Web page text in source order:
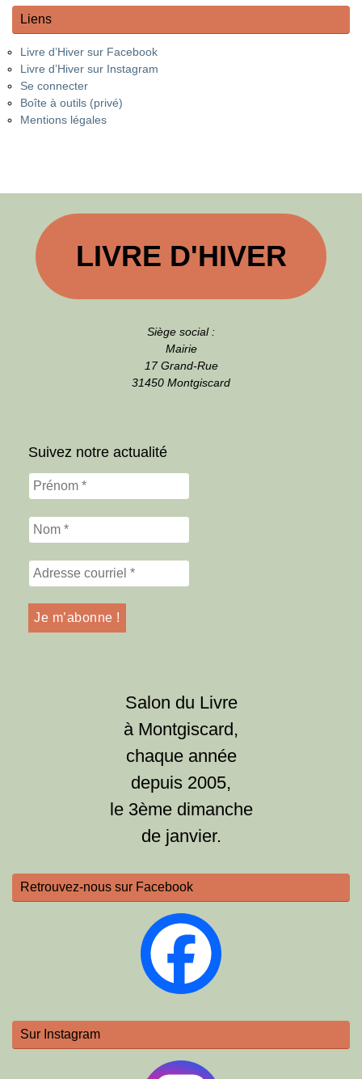
Liens
Livre d’Hiver sur Facebook
Livre d’Hiver sur Instagram
Se connecter
Boîte à outils (privé)
Mentions légales
LIVRE D'HIVER
Siège social :
Mairie
17 Grand-Rue
31450 Montgiscard
Suivez notre actualité
Salon du Livre
à Montgiscard,
chaque année
depuis 2005,
le 3ème dimanche
de janvier.
Retrouvez-nous sur Facebook
Sur Instagram